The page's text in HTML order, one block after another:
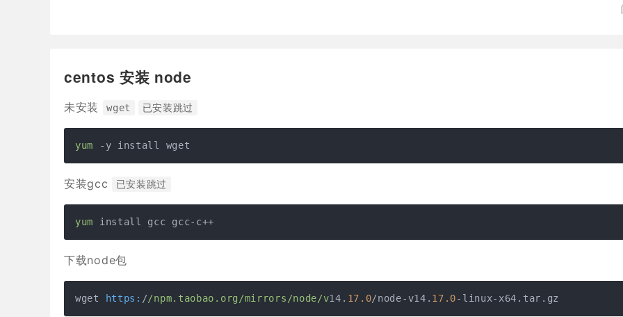
centos 安装 node
未安装 wget 已安装跳过
yum -y install wget
安装gcc 已安装跳过
yum install gcc gcc-c++
下载node包
wget https: //npm.taobao.org/mirrors /node/v14. 17.0/node-v14. 17.0-linux-x64.tar.gz